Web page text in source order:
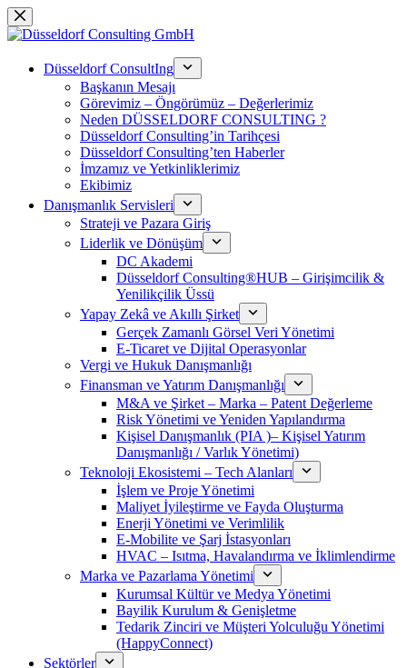
Skip
to
Düsseldorf ConsultIng
Başkanın Mesajı
Görevimiz – Öngörümüz – Değerlerimiz
Neden DÜSSELDORF CONSULTING ?
Düsseldorf Consulting’in Tarihçesi
Düsseldorf Consulting’ten Haberler
İmzamız ve Yetkinliklerimiz
Ekibimiz
Danışmanlık Servisleri
Strateji ve Pazara Giriş
Liderlik ve Dönüşüm
DC Akademi
Düsseldorf Consulting®HUB – Girişimcilik &
Yenilikçilik Üssü
Yapay Zekâ ve Akıllı Şirket
Gerçek Zamanlı Görsel Veri Yönetimi
E-Ticaret ve Dijital Operasyonlar
Vergi ve Hukuk Danışmanlığı
Finansman ve Yatırım Danışmanlığı
M&A ve Şirket – Marka – Patent Değerleme
Risk Yönetimi ve Yeniden Yapılandırma
Kişisel Danışmanlık (PIA )– Kişisel Yatırım
Danışmanlığı / Varlık Yönetimi)
Teknoloji Ekosistemi – Tech Alanları
İşlem ve Proje Yönetimi
Maliyet İyileştirme ve Fayda Oluşturma
Enerji Yönetimi ve Verimlilik
E-Mobilite ve Şarj İstasyonları
HVAC – Isıtma, Havalandırma ve İklimlendirme
Marka ve Pazarlama Yönetimi
Kurumsal Kültür ve Medya Yönetimi
Bayilik Kurulum & Genişletme
Tedarik Zinciri ve Müşteri Yolculuğu Yönetimi
(HappyConnect)
Sektörler